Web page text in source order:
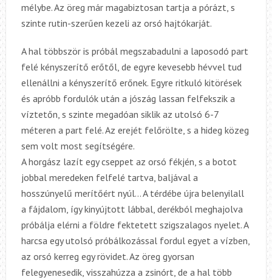
mélybe. Az öreg már magabiztosan tartja a pórázt, s
szinte rutin-szerűen kezeli az orsó hajtókarját.
A hal többször is próbál megszabadulni a laposodó part
felé kényszerítő erőtől, de egyre kevesebb hévvel tud
ellenállni a kényszerítő erőnek. Egyre ritkuló kitörések
és apróbb fordulók után a jószág lassan felfekszik a
víztetőn, s szinte megadóan siklik az utolsó 6-7
méteren a part felé. Az erejét felőrölte, s a hideg közeg
sem volt most segítségére.
A horgász lazít egy cseppet az orsó fékjén, s a botot
jobbal meredeken felfelé tartva, baljával a
hosszúnyelű merítőért nyúl… A térdébe újra belenyilall
a fájdalom, így kinyújtott lábbal, derékból meghajolva
próbálja elérni a földre fektetett szigszalagos nyelet. A
harcsa egy utolsó próbálkozással fordul egyet a vízben,
az orsó kerreg egy rövidet. Az öreg gyorsan
felegyenesedik, visszahúzza a zsinórt, de a hal több